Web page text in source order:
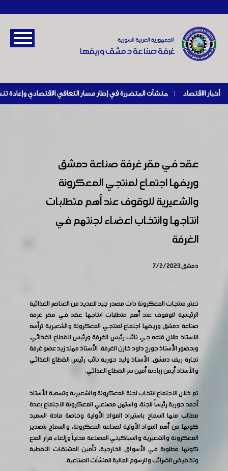
أخبار الاقتصاد |
عقد في مقر غرفة صناعة دمشق
وريفها اجتماع لمنتجي المعكرونة
والشعيرية للوقوف عند أهم متطلبات
انتاجها وانتخاب اعضاء لجنتهم في
الغرفة
دمشق 7/2/2023
تعتبر منتجات المعكرونة ذات مصدر جيد للعديد من العناصر الغذائية
الرئيسية للوقوف عند أهم متطلبات انتاجها عقد في مقر غرفة
صناعة دمشق وريفها اجتماع لمنتجي المعكرونة والشعيرية ترأسه
الاستاذ طلال قلعه جي نائب رئيس الغرفة ورئيس القطاع الغذائي،
وبحضور الأستاذ جورج داود خازن الغرفة، الأستاذ مهند زيد عضو غرفة
تجارة ريف دمشق، الأستاذ وليد حورية نائب رئيس القطاع الغذائي
والأستاذ أيمن زبادنة أمين سر القطاع الغذائي.
تم خلال الاجتماع انتخاب لجنة المعكرونة والشعيرية وتسمية الأستاذ
أحمد حورية رئيساً للجنة، واستهل مصنعي المعكرونة الاجتماع بعدة
مطالب منها السماح باستيراد المواد الأولية وخاصة مادة السميد
كونها من أهم المواد الأولية لصناعة المعكرونة، والسماح بتصدير
المعكرونة والشعيرية والسباكيتي المصنعة محلياً وإلغاء قرار المنع
كونها مطلوبة في الأسواق الخارجية، تأمين المشتقات النفطية
وتخفيض الضرائب والرسوم المالية للمنشآت الصناعية.